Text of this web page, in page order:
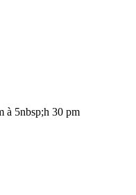
à 5nbsp;h 30 pm